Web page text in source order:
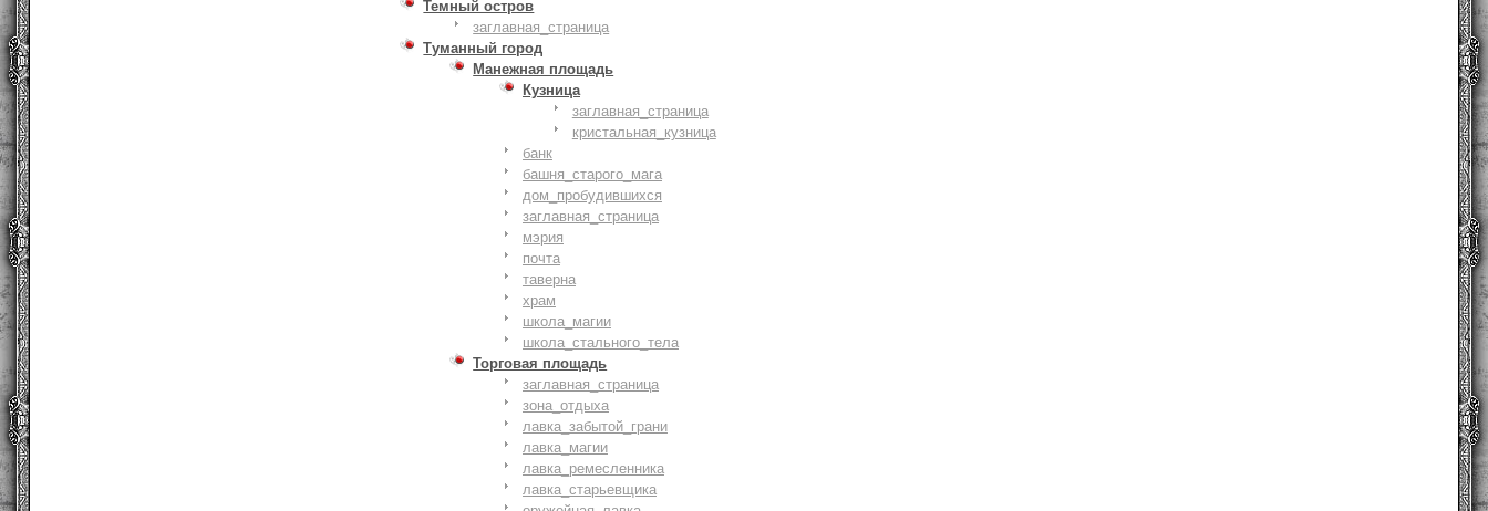
Темный остров
заглавная_страница
Туманный город
Манежная площадь
Кузница
заглавная_страница
кристальная_кузница
банк
башня_старого_мага
дом_пробудившихся
заглавная_страница
мэрия
почта
таверна
храм
школа_магии
школа_стального_тела
Торговая площадь
заглавная_страница
зона_отдыха
лавка_забытой_грани
лавка_магии
лавка_ремесленника
лавка_старьевщика